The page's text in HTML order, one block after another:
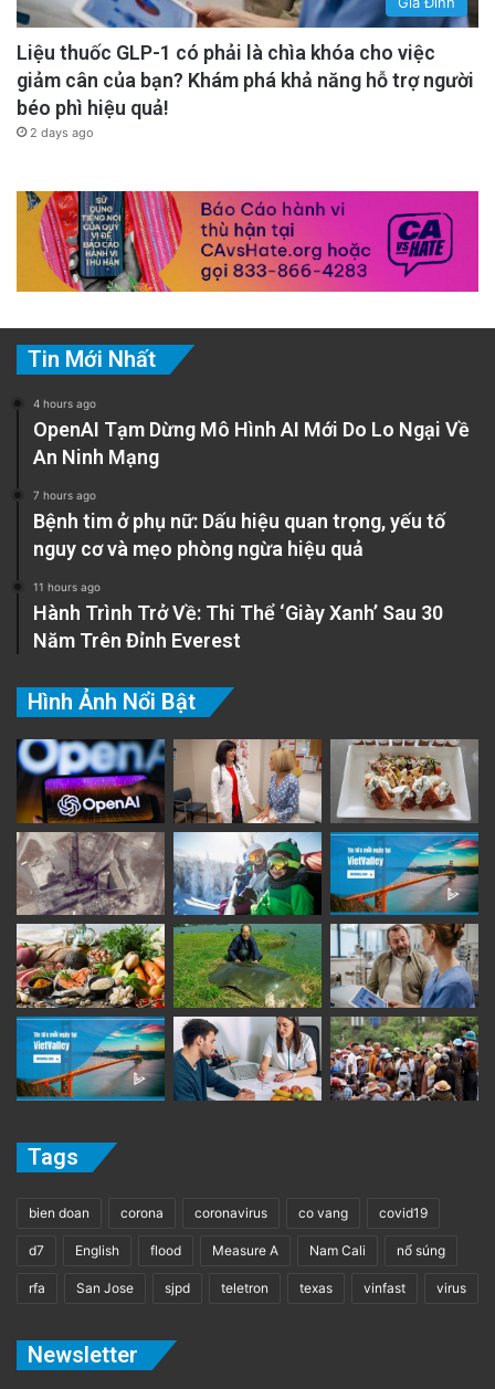
Liệu thuốc GLP-1 có phải là chìa khóa cho việc
giảm cân của bạn? Khám phá khả năng hỗ trợ người
béo phì hiệu quả!
2 days ago
Tin Mới Nhất
4 hours ago
OpenAI Tạm Dừng Mô Hình AI Mới Do Lo Ngại Về
An Ninh Mạng
7 hours ago
Bệnh tim ở phụ nữ: Dấu hiệu quan trọng, yếu tố
nguy cơ và mẹo phòng ngừa hiệu quả
11 hours ago
Hành Trình Trở Về: Thi Thể ‘Giày Xanh’ Sau 30
Năm Trên Đỉnh Everest
Hình Ảnh Nổi Bật
Tags
bien doan corona coronavirus co vang covid19
d7 English flood Measure A Nam Cali nổ súng
rfa San Jose sjpd teletron texas vinfast virus
Newsletter